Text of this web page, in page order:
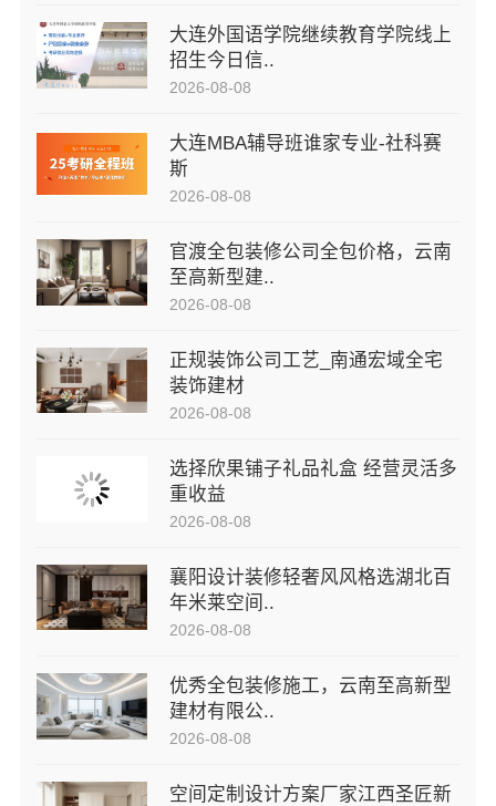
大连外国语学院继续教育学院线上
招生今日信..
2026-08-08
大连MBA辅导班谁家专业-社科赛
斯
2026-08-08
官渡全包装修公司全包价格，云南
至高新型建..
2026-08-08
正规装饰公司工艺_南通宏域全宅
装饰建材
2026-08-08
选择欣果铺子礼品礼盒 经营灵活多
重收益
2026-08-08
襄阳设计装修轻奢风风格选湖北百
年米莱空间..
2026-08-08
优秀全包装修施工，云南至高新型
建材有限公..
2026-08-08
空间定制设计方案厂家江西圣匠新